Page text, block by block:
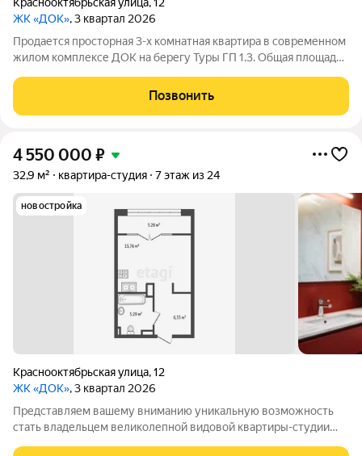
ЖК «ДОК», 3 квартал 2026
Продается просторная 3-х комнатная квартира в современном
жилом комплексе ДОК на берегу Туры ГП 1.3. Общая площадь
северо-запад, на реку (сторона светлая, но не солнечная).
Предчистовая
Позвонить
4 550 000 ₽
32,9 м² квартира-студия 7 этаж из 24
новостройка
Краснооктябрьская улица,12
ЖК «ДОК», 3 квартал 2026
Представляем вашему вниманию уникальную возможность
стать владельцем великолепной видовой квартиры-студии